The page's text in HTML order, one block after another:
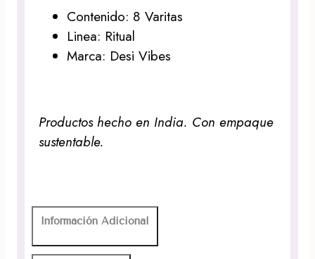
Contenido: 8 Varitas
Linea: Ritual
Marca: Desi Vibes
Productos hecho en India. Con empaque
sustentable.
Información Adicional